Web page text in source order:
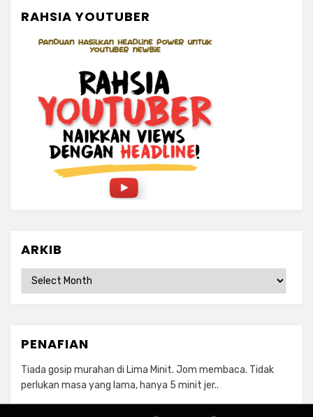
RAHSIA YOUTUBER
ARKIB
ARKIB
PENAFIAN
Tiada gosip murahan di Lima Minit. Jom membaca. Tidak
perlukan masa yang lama, hanya 5 minit jer..